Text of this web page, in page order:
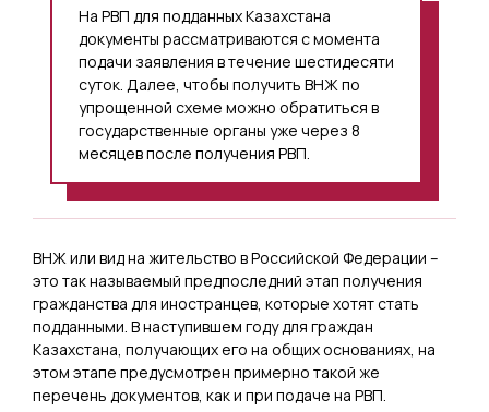
На РВП для подданных Казахстана
документы рассматриваются с момента
подачи заявления в течение шестидесяти
суток. Далее, чтобы получить ВНЖ по
упрощенной схеме можно обратиться в
государственные органы уже через 8
месяцев после получения РВП.
ВНЖ или вид на жительство в Российской Федерации –
это так называемый предпоследний этап получения
гражданства для иностранцев, которые хотят стать
подданными. В наступившем году для граждан
Казахстана, получающих его на общих основаниях, на
этом этапе предусмотрен примерно такой же
перечень документов, как и при подаче на РВП.